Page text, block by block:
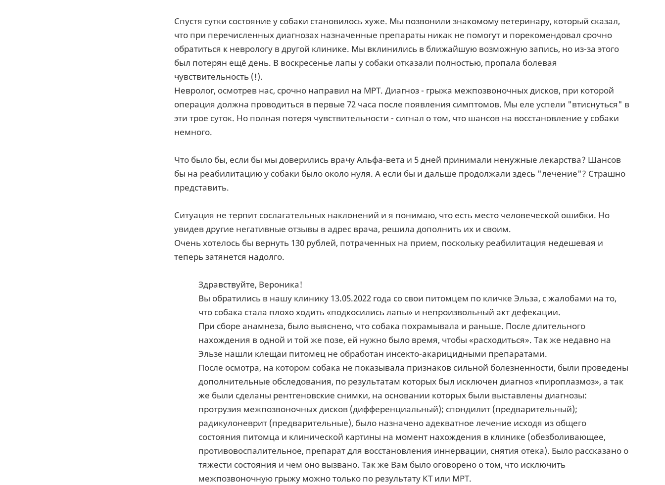
Спустя сутки состояние у собаки становилось хуже. Мы позвонили знакомому ветеринару, который сказал,
что при перечисленных диагнозах назначенные препараты никак не помогут и порекомендовал срочно
обратиться к неврологу в другой клинике. Мы вклинились в ближайшую возможную запись, но из-за этого
был потерян ещё день. В воскресенье лапы у собаки отказали полностью, пропала болевая
чувствительность (!).
Невролог, осмотрев нас, срочно направил на МРТ. Диагноз - грыжа межпозвоночных дисков, при которой
операция должна проводиться в первые 72 часа после появления симптомов. Мы еле успели "втиснуться" в
эти трое суток. Но полная потеря чувствительности - сигнал о том, что шансов на восстановление у собаки
немного.
Что было бы, если бы мы доверились врачу Альфа-вета и 5 дней принимали ненужные лекарства? Шансов
бы на реабилитацию у собаки было около нуля. А если бы и дальше продолжали здесь "лечение"? Страшно
представить.
Ситуация не терпит сослагательных наклонений и я понимаю, что есть место человеческой ошибки. Но
увидев другие негативные отзывы в адрес врача, решила дополнить их и своим.
Очень хотелось бы вернуть 130 рублей, потраченных на прием, поскольку реабилитация недешевая и
теперь затянется надолго.
Здравствуйте, Вероника!
Вы обратились в нашу клинику 13.05.2022 года со свои питомцем по кличке Эльза, с жалобами на то,
что собака стала плохо ходить «подкосились лапы» и непроизвольный акт дефекации.
При сборе анамнеза, было выяснено, что собака похрамывала и раньше. После длительного
нахождения в одной и той же позе, ей нужно было время, чтобы «расходиться». Так же недавно на
Эльзе нашли клещаи питомец не обработан инсекто-акарицидными препаратами.
После осмотра, на котором собака не показывала признаков сильной болезненности, были проведены
дополнительные обследования, по результатам которых был исключен диагноз «пироплазмоз», а так
же были сделаны рентгеновские снимки, на основании которых были выставлены диагнозы:
протрузия межпозвоночных дисков (дифференциальный); спондилит (предварительный);
радикулоневрит (предварительные), было назначено адекватное лечение исходя из общего
состояния питомца и клинической картины на момент нахождения в клинике (обезболивающее,
противовоспалительное, препарат для восстановления иннервации, снятия отека). Было рассказано о
тяжести состояния и чем оно вызвано. Так же Вам было оговорено о том, что исключить
межпозвоночную грыжу можно только по результату КТ или МРТ.